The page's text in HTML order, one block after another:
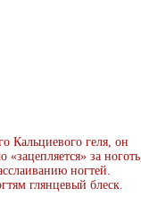
Кальциевого геля, он
за ноготь,
ногтей.
глянцевый блеск.